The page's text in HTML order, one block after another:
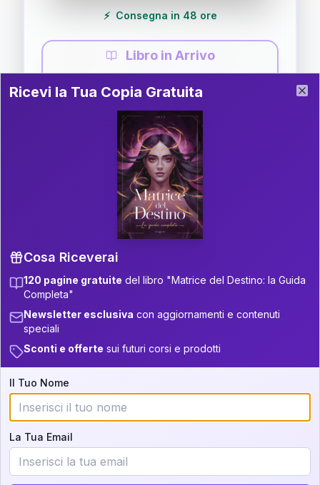
⚡ Consegna in 48 ore
Libro in Arrivo
Guida completa di Coppia
Il libro è in fase di scrittura. Iscriviti alla newsletter
per ricevere aggiornamenti!
P.S. Interpretazione parziale
gratuita
Scorri più in basso per vedere
un'interpretazione parziale gratuita della tua
Iscriviti alla newsletter per ricevere
aggiornamenti quando sarà disponibile.
Cosa scoprirete nella vostra
interpretazione:
💕 Come rafforzare la vostra unione
Ricevi la Tua Copia Gratuita del Libro
Ricevi la Tua Copia Gratuita
Cosa Riceverai
120 pagine gratuite del libro "Matrice del Destino: la Guida
Completa"
Newsletter esclusiva con aggiornamenti e contenuti
speciali
Sconti e offerte sui futuri corsi e prodotti
Il Tuo Nome
La Tua Email